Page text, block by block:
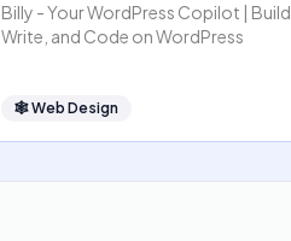
Billy - Your WordPress Copilot | Build,
Write, and Code on WordPress
🕸Web Design